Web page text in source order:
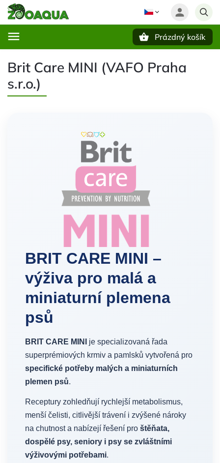
Prázdný košík
Brit Care MINI (VAFO Praha
s.r.o.)
BRIT CARE MINI –
výživa pro malá a
miniaturní plemena
psů
BRIT CARE MINI
je specializovaná řada
superprémiových krmiv a pamlsků vytvořená pro
specifické potřeby malých a miniaturních
plemen psů.
Receptury zohledňují rychlejší metabolismus,
menší čelisti, citlivější trávení i zvýšené nároky
na chutnost a nabízejí řešení pro štěňata,
dospělé psy, seniory i psy se zvláštními
výživovými potřebami.